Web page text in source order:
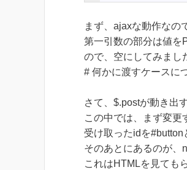
まず、ajaxな動作なの
第一引数の部分は値を
ので、空にしてみまし
# 何かに渡すケースに
さて、$.postが動き出
この中では、まず変更
受け取ったidを#button
そのあとにあるのが、
これはHTMLを見ても